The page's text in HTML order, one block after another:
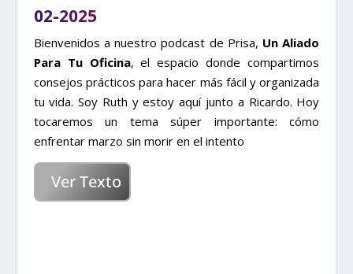
02-2025
Bienvenidos a nuestro podcast de Prisa, Un Aliado
Para Tu Oficina, el espacio donde compartimos
consejos prácticos para hacer más fácil y organizada
tu vida. Soy Ruth y estoy aquí junto a Ricardo. Hoy
tocaremos un tema súper importante: cómo
enfrentar marzo sin morir en el intento
Ver Texto